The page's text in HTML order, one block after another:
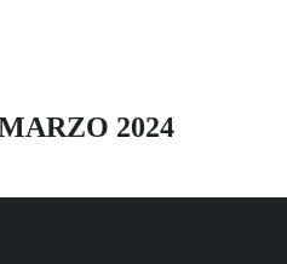
2024